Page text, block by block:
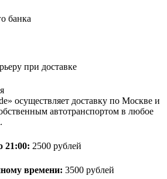
банка
при доставке
осуществляет доставку по Москве и
автотранспортом в любое
21:00: 2500 рублей
времени: 3500 рублей